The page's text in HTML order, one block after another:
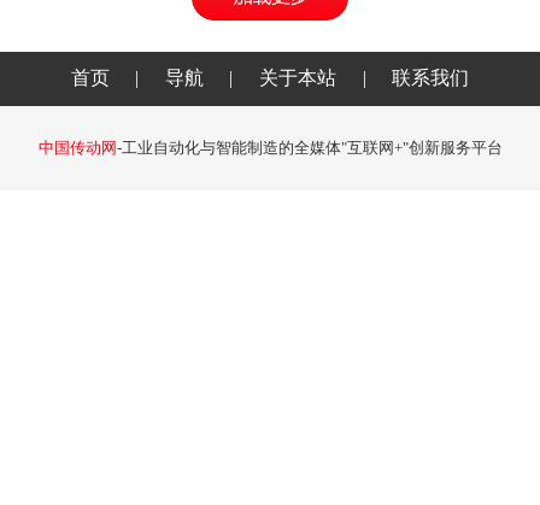
首页 | 导航 | 关于本站 | 联系我们
中国传动网-工业自动化与智能制造的全媒体"互联网+"创新服务平台